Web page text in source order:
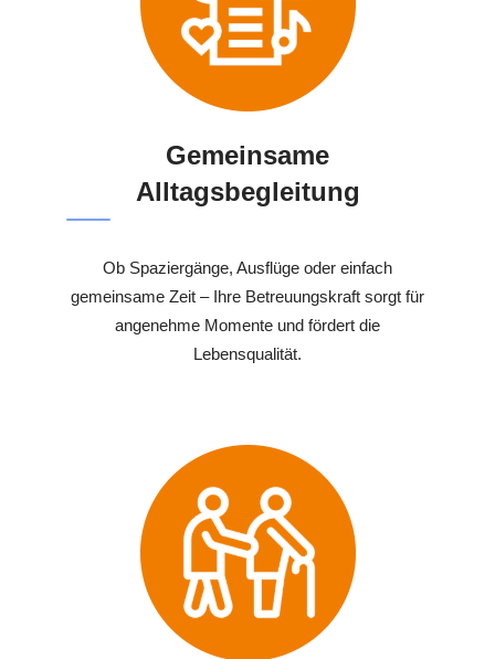
Gemeinsame
Alltagsbegleitung
Ob Spaziergänge, Ausflüge oder einfach
gemeinsame Zeit – Ihre Betreuungskraft sorgt für
angenehme Momente und fördert die
Lebensqualität.